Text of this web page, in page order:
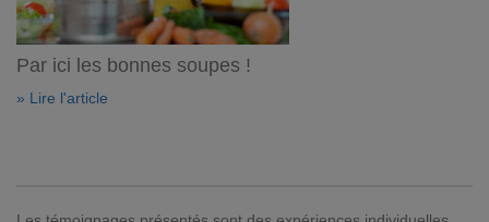
Par ici les bonnes soupes !
» Lire l'article